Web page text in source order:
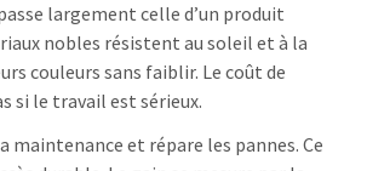
largement celle d’un produit
nobles résistent au soleil et à la
couleurs sans faiblir. Le coût de
si le travail est sérieux.
maintenance et répare les pannes. Ce